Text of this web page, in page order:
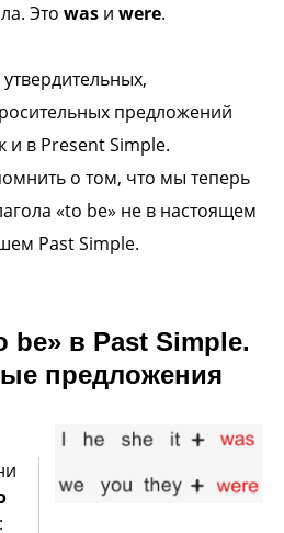
Это was и were.
предложений
и в Present Simple.
о том, что мы теперь
«to be» не в настоящем
Past Simple.
be» в Past Simple.
предложения